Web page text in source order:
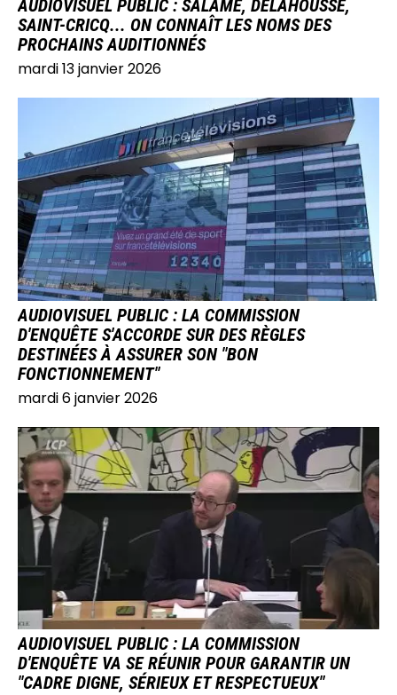
AUDIOVISUEL PUBLIC : SALAMÉ, DELAHOUSSE,
SAINT-CRICQ... ON CONNAÎT LES NOMS DES
PROCHAINS AUDITIONNÉS
mardi 13 janvier 2026
IMAGE
AUDIOVISUEL PUBLIC : LA COMMISSION
D'ENQUÊTE S'ACCORDE SUR DES RÈGLES
DESTINÉES À ASSURER SON "BON
FONCTIONNEMENT"
mardi 6 janvier 2026
IMAGE
AUDIOVISUEL PUBLIC : LA COMMISSION
D'ENQUÊTE VA SE RÉUNIR POUR GARANTIR UN
"CADRE DIGNE, SÉRIEUX ET RESPECTUEUX"